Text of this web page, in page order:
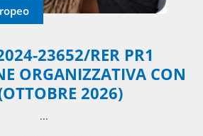
23652/RER PR1
ORGANIZZATIVA CON
2026)
​...